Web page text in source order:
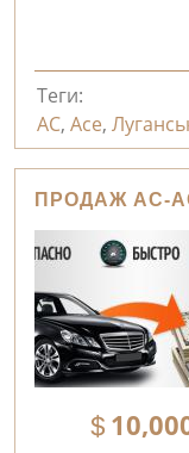
Теги:
AC, Ace,
ПРОДАЖ AC-